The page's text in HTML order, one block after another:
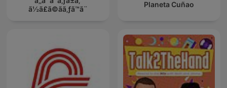
ã½ã£ã©ãã‚ƒã™ã¨
Planeta Cuñao